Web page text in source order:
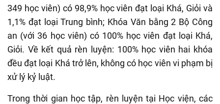
349 học viên) có 98,9% học viên đạt loại Khá, Giỏi và
1,1% đạt loại Trung bình; Khóa Văn bằng 2 Bộ Công
an (với 36 học viên) có 100% học viên đạt loại Khá,
Giỏi. Về kết quả rèn luyện: 100% học viên hai khóa
đều đạt loại Khá trở lên, không có học viên vi phạm bị
xử lý kỷ luật.
Trong thời gian học tập, rèn luyện tại Học viện, các